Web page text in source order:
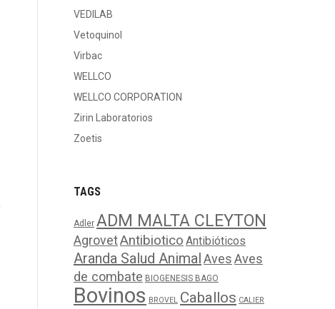
VEDILAB
Vetoquinol
Virbac
WELLCO
WELLCO CORPORATION
Zirin Laboratorios
Zoetis
TAGS
Adler ADM MALTA CLEYTON
AgrovetAntibiotico Antibióticos
Aranda Salud AnimalAvesAves
de combate BIOGENESIS BAGO
Bovinos BROVEL Caballos CALIER